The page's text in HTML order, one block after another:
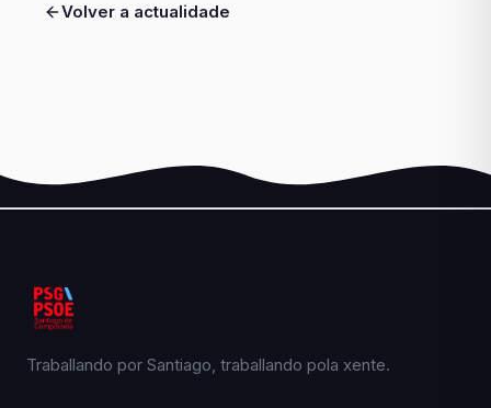
Volver a actualidade
Traballando por Santiago, traballando pola xente.